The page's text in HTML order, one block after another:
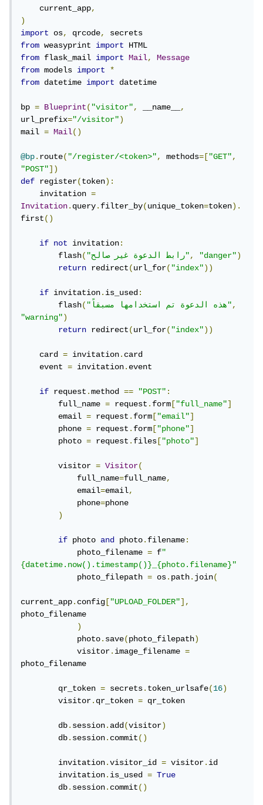
    current_app
,
)
import
os, qrcode,
from weasyprint import
from flask_mail import Mail,
Message
from models import
*
from datetime import datetime
bp = Blueprint("visitor", __name__,
url_prefix="/visitor")
mail = Mail()
@bp.route("/register/<token>", methods=["GET",
"POST"])
def register(token):
    invitation
=
Invitation.query.filter_by(unique_token=token).
first()
if not invitation:
        flash
( "رابط الدعوة غير صالح", "danger")
return redirect(url_for("index"))
if invitation.is_used:
        flash
( "هذه الدعوة تم استخدامها مسبقاً",
"warning")
return redirect(url_for("index"))
    card
= invitation.card
    event
= invitation.event
if request.method == "POST":
        full_name
= request.form ["full_name"]
        email
= request.form ["email"]
        phone
= request.form ["phone"]
        photo
= request.files ["photo"]
        visitor
= Visitor(
            full_name
=full_name,
            email
=email,
            phone
=phone
)
if photo and photo.filename:
            photo_filename
= f"
{datetime.now().timestamp()}_{photo.filename}"
            photo_filepath
= os.path.join(
current_app.config ["UPLOAD_FOLDER"],
photo_filename
)
            photo
.save(photo_filepath)
            visitor
.image_filename =
photo_filename
        qr_token
= secrets.token_urlsafe(16)
        visitor
.qr_token = qr_token
        db
.session.add(visitor)
        db
.session.commit()
        invitation
.visitor_id = visitor.id
        invitation
.is_used =
True
        db
.session.commit()